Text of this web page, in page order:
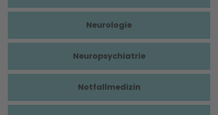
Neurologie
Neuropsychiatrie
Notfallmedizin